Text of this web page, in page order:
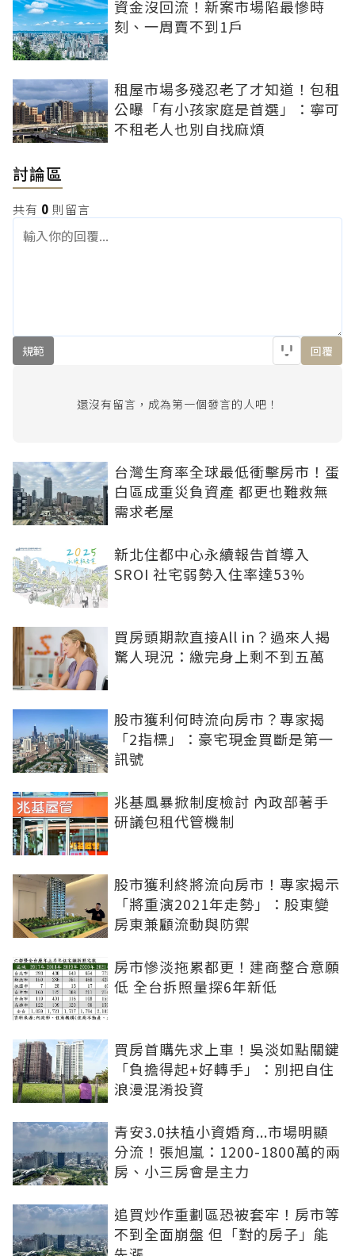
資金沒回流！新案市場陷最慘時
刻、一周賣不到1戶
租屋市場多殘忍老了才知道！包租
公曝「有小孩家庭是首選」：寧可
不租老人也別自找麻煩
討論區
共有 0 則留言
規範 回覆
還沒有留言，成為第一個發言的人吧！
台灣生育率全球最低衝擊房市！蛋
白區成重災負資產 都更也難救無
需求老屋
新北住都中心永續報告首導入
SROI 社宅弱勢入住率達53%
買房頭期款直接All in？過來人揭
驚人現況：繳完身上剩不到五萬
股市獲利何時流向房市？專家揭
「2指標」：豪宅現金買斷是第一
訊號
兆基風暴掀制度檢討 內政部著手
研議包租代管機制
股市獲利終將流向房市！專家揭示
「將重演2021年走勢」：股東變
房東兼顧流動與防禦
房市慘淡拖累都更！建商整合意願
低 全台拆照量探6年新低
買房首購先求上車！吳淡如點關鍵
「負擔得起+好轉手」：別把自住
浪漫混淆投資
青安3.0扶植小資婚育...市場明顯
分流！張旭嵐：1200-1800萬的兩
房、小三房會是主力
追買炒作重劃區恐被套牢！房市等
不到全面崩盤 但「對的房子」能